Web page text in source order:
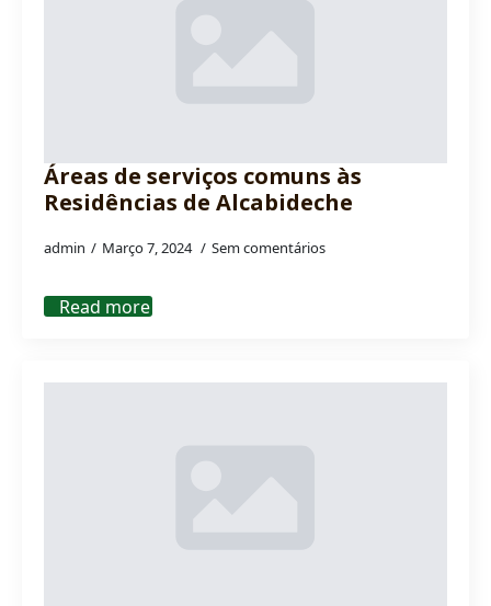
Áreas de serviços comuns às
Residências de Alcabideche
admin Março 7, 2024 Sem comentários
Read more